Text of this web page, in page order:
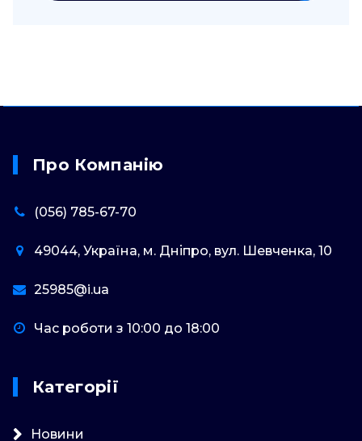
Про Компанію
(056) 785-67-70
49044, Україна, м. Дніпро, вул. Шевченка, 10
25985@i.ua
Час роботи з 10:00 до 18:00
Категорії
Новини